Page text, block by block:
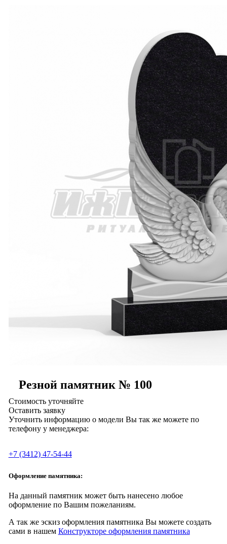
Резной памятник № 100
Стоимость уточняйте
Оставить заявку
Уточнить информацию о модели Вы так же можете по
телефону у менеджера:
+7 (3412) 47-54-44
Оформление памятника:
На данный памятник может быть нанесено любое
оформление по Вашим пожеланиям.
А так же эскиз оформления памятника Вы можете создать
сами в нашем Конструкторе оформления памятника